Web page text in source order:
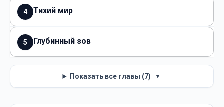
4 Тихий мир
5 Глубинный зов
Показать все главы (7) ▼